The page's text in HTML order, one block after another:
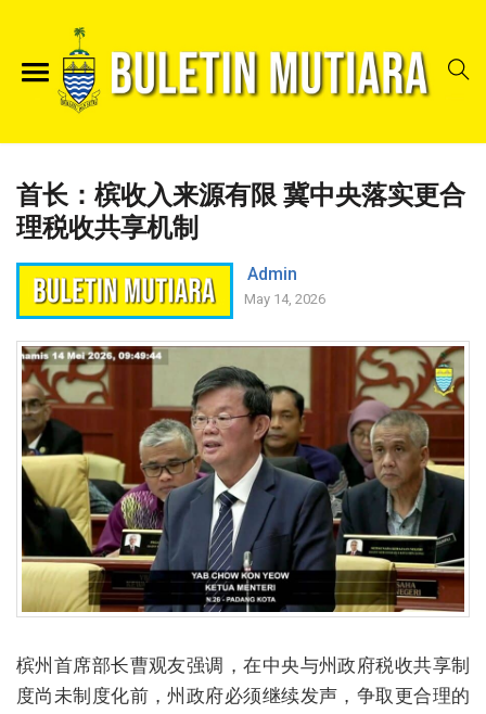
首长：槟收入来源有限 冀中央落实更合
理税收共享机制
Admin
May 14, 2026
槟州首席部长曹观友强调，在中央与州政府税收共享制
度尚未制度化前，州政府必须继续发声，争取更合理的